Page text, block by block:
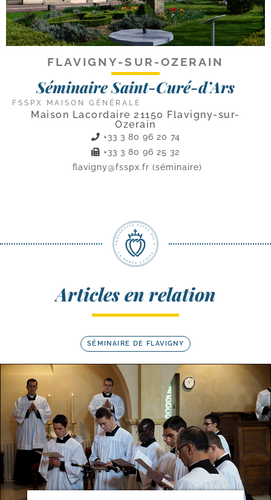
FLAVIGNY-SUR-OZERAIN
Séminaire Saint-Curé-d’Ars
FSSPX MAISON GÉNÉRALE
Maison Lacordaire 21150 Flavigny-sur-
Ozerain
+33 3 80 96 20 74
+33 3 80 96 25 32
flavigny@fsspx.fr (séminaire)
Articles en relation
SÉMINAIRE DE FLAVIGNY